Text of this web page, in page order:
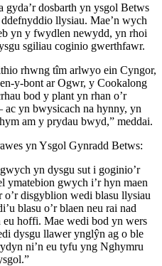
dosbarth yn ysgol Betws
llysiau. Mae’n wych
yn y fwydlen newydd, yn rhoi
sgiliau coginio gwerthfawr.
rhwng tîm arlwyo ein Cyngor,
y-bont ar Ogwr, y Cookalong
bod y plant yn rhan o’r
yn bwysicach na hynny, yn
am y prydau bwyd,” meddai.
yn Ysgol Gynradd Betws:
yn dysgu sut i goginio’r
ymatebion gwych i’r hyn maen
disgyblion wedi blasu llysiau
blasu o’r blaen neu rai nad
eu hoffi. Mae wedi bod yn wers
dysgu llawer ynglŷn ag o ble
ni’n eu tyfu yng Nghymru